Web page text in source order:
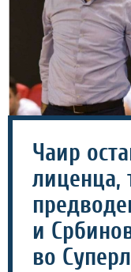
Чаир
лиценца,
и
во